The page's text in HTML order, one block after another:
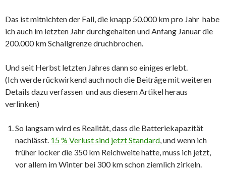
Das ist mitnichten der Fall, die knapp 50.000 km pro Jahr habe
ich auch im letzten Jahr durchgehalten und Anfang Januar die
200.000 km Schallgrenze druchbrochen.
Und seit Herbst letzten Jahres dann so einiges erlebt.
(Ich werde rückwirkend auch noch die Beiträge mit weiteren
Details dazu verfassen und aus diesem Artikel heraus
verlinken)
So langsam wird es Realität, dass die Batteriekapazität
nachlässt. 15 % Verlust sind jetzt Standard, und wenn ich
früher locker die 350 km Reichweite hatte, muss ich jetzt,
vor allem im Winter bei 300 km schon ziemlich zirkeln.